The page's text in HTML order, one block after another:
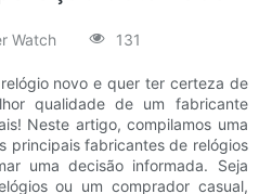
Watch 131
novo e quer ter certeza de
qualidade de um fabricante
Neste artigo, compilamos uma
principais fabricantes de relógios
uma decisão informada. Seja
ou um comprador casual,